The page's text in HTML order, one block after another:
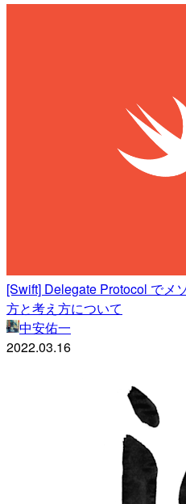
[Swift] Delegate Protocol でメ
方と考え方について
中安佑一
2022.03.16